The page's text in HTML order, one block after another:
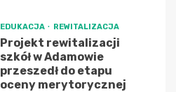
EDUKACJA REWITALIZACJA
Projekt rewitalizacji
szkół w Adamowie
przeszedł do etapu
oceny merytorycznej